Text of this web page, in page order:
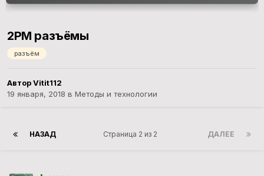
2РМ разъёмы
разъём
Автор Vitit112
19 января, 2018 в Методы и технологии
НАЗАД ДАЛЕЕ
Страница 2 из 2